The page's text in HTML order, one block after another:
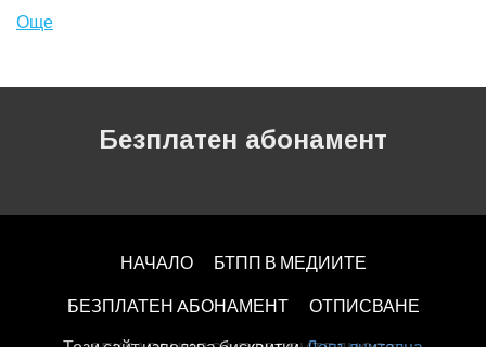
Още
Безплатен абонамент
НАЧАЛО БТПП В МЕДИИТЕ
БЕЗПЛАТЕН AБОНАМЕНТ ОТПИСВАНЕ